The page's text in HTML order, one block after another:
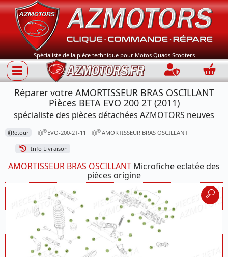
Spécialiste de la pièce technique pour Motos Quads Scooters
Connection
Réparer votre AMORTISSEUR BRAS OSCILLANT
Pièces BETA EVO 200 2T (2011)
spécialiste des pièces détachées AZMOTORS neuves
⟪Retour EVO-200-2T-11 AMORTISSEUR BRAS OSCILLANT
Info Livraison
AMORTISSEUR BRAS OSCILLANT Microfiche eclatée des
pièces origine